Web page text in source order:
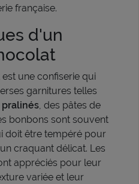
française.
d'un
une confiserie qui
garnitures telles
pralinés, des pâtes de
bonbons sont souvent
doit être tempéré pour
craquant délicat. Les
appréciés pour leur
variée et leur